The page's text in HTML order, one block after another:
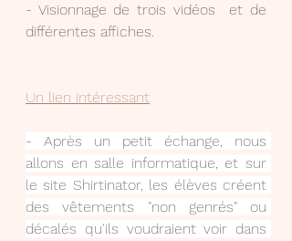
- Visionnage de trois vidéos  et de
différentes affiches.
Un lien intéressant
- Après un petit échange, nous
allons en salle informatique, et sur
le site Shirtinator, les élèves créent
des vêtements "non genrés" ou
décalés qu'ils voudraient voir dans